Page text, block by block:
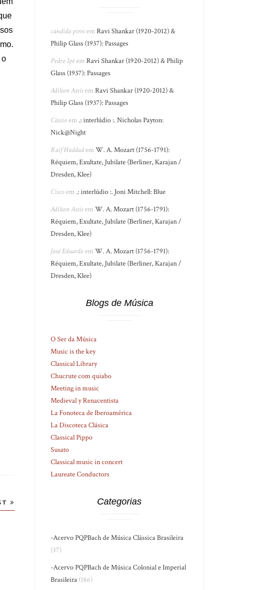
o
candida piresemRavi Shankar (1920-2012) &
Philip Glass (1937): Passages
Pedro IpêemRavi Shankar (1920-2012) & Philip
Glass (1937): Passages
Adilson AssisemRavi Shankar (1920-2012) &
Philip Glass (1937): Passages
Cássioem .: interlúdio :. Nicholas Payton:
Nick@Night
Raif HaddademW. A. Mozart (1756-1791):
Réquiem, Exultate, Jubilate (Berliner, Karajan /
Dresden, Klee)
Ciscoem .: interlúdio :. Joni Mitchell: Blue
Adilson AssisemW. A. Mozart (1756-1791):
Réquiem, Exultate, Jubilate (Berliner, Karajan /
Dresden, Klee)
José EduardoemW. A. Mozart (1756-1791):
Réquiem, Exultate, Jubilate (Berliner, Karajan /
Dresden, Klee)
Blogs de Música
O Ser da Música
Music is the key
Classical Library
Chucrute com quiabo
Meeting in music
Medieval y Renacentista
La Fonoteca de Iberoamérica
La Discoteca Clásica
Classical Pippo
Susato
Classical music in concert
Laureate Conductors
Categorias
-Acervo PQPBach de Música Clássica Brasileira
(37)
-Acervo PQPBach de Música Colonial e Imperial
Brasileira (186)